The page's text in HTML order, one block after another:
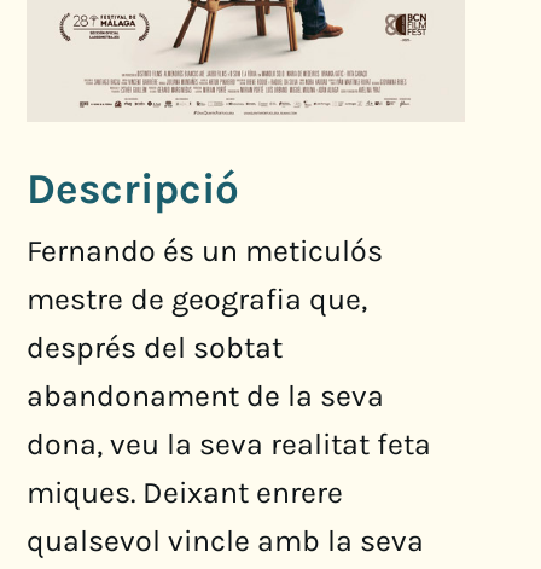
Descripció
Fernando és un meticulós
mestre de geografia que,
després del sobtat
abandonament de la seva
dona, veu la seva realitat feta
miques. Deixant enrere
qualsevol vincle amb la seva